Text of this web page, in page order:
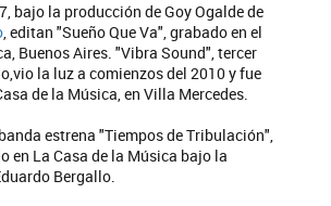
bajo la producción de Goy Ogalde de
, editan "Sueño Que Va", grabado en el
Buenos Aires. "Vibra Sound", tercer
la luz a comienzos del 2010 y fue
de la Música, en Villa Mercedes.
estrena "Tiempos de Tribulación",
en La Casa de la Música bajo la
Bergallo.